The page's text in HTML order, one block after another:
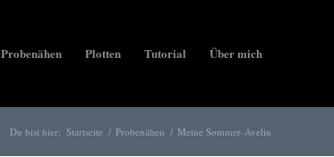
Probenähen Plotten Tutorial Über mich
Du bist hier: Startseite / Probenähen / Meine Sommer-Avelin